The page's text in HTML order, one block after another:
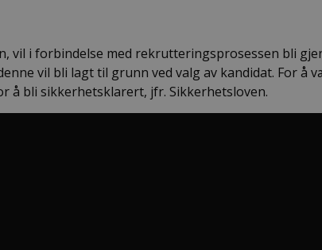
vil i forbindelse med rekrutteringsprosessen bli
vil bli lagt til grunn ved valg av kandidat. For å
å bli sikkerhetsklarert, jfr. Sikkerhetsloven.